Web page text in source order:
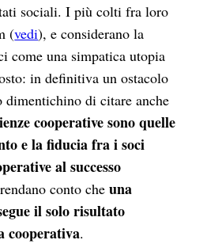
sociali. I più colti fra loro
(vedi), e considerano la
come una simpatica utopia
in definitiva un ostacolo
dimentichino di citare anche
cooperative sono quelle
e la fiducia fra i soci
al successo
conto cheuna
il solo risultato
cooperativa.